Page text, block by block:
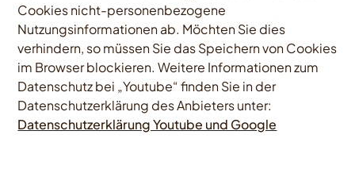
Cookies nicht-personenbezogene
Nutzungsinformationen ab. Möchten Sie dies
verhindern, so müssen Sie das Speichern von Cookies
im Browser blockieren. Weitere Informationen zum
Datenschutz bei „Youtube“ finden Sie in der
Datenschutzerklärung des Anbieters unter:
Datenschutzerklärung Youtube und Google